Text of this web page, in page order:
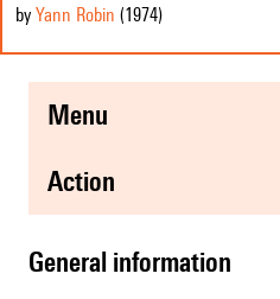
by Yann Robin (1974)
menu
action
general information